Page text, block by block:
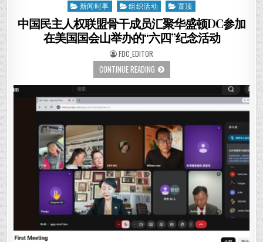
Posted
in
新闻时事 组织活动 置顶
中国民主人权联盟骨干成员汇聚华盛顿DC参加
在美国国会山举办的“六四”纪念活动
AUTHOR:
FDC_EDITOR
CONTINUE READING中
国
民
人
权
联
盟
骨
干
成
员
聚
盛
顿
DC
加
在
美